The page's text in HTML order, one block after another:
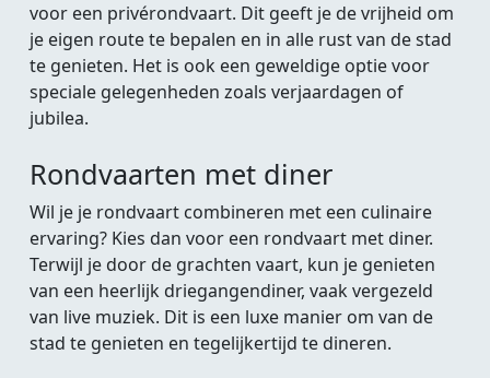
voor een privérondvaart. Dit geeft je de vrijheid om
je eigen route te bepalen en in alle rust van de stad
te genieten. Het is ook een geweldige optie voor
speciale gelegenheden zoals verjaardagen of
jubilea.
Rondvaarten met diner
Wil je je rondvaart combineren met een culinaire
ervaring? Kies dan voor een rondvaart met diner.
Terwijl je door de grachten vaart, kun je genieten
van een heerlijk driegangendiner, vaak vergezeld
van live muziek. Dit is een luxe manier om van de
stad te genieten en tegelijkertijd te dineren.